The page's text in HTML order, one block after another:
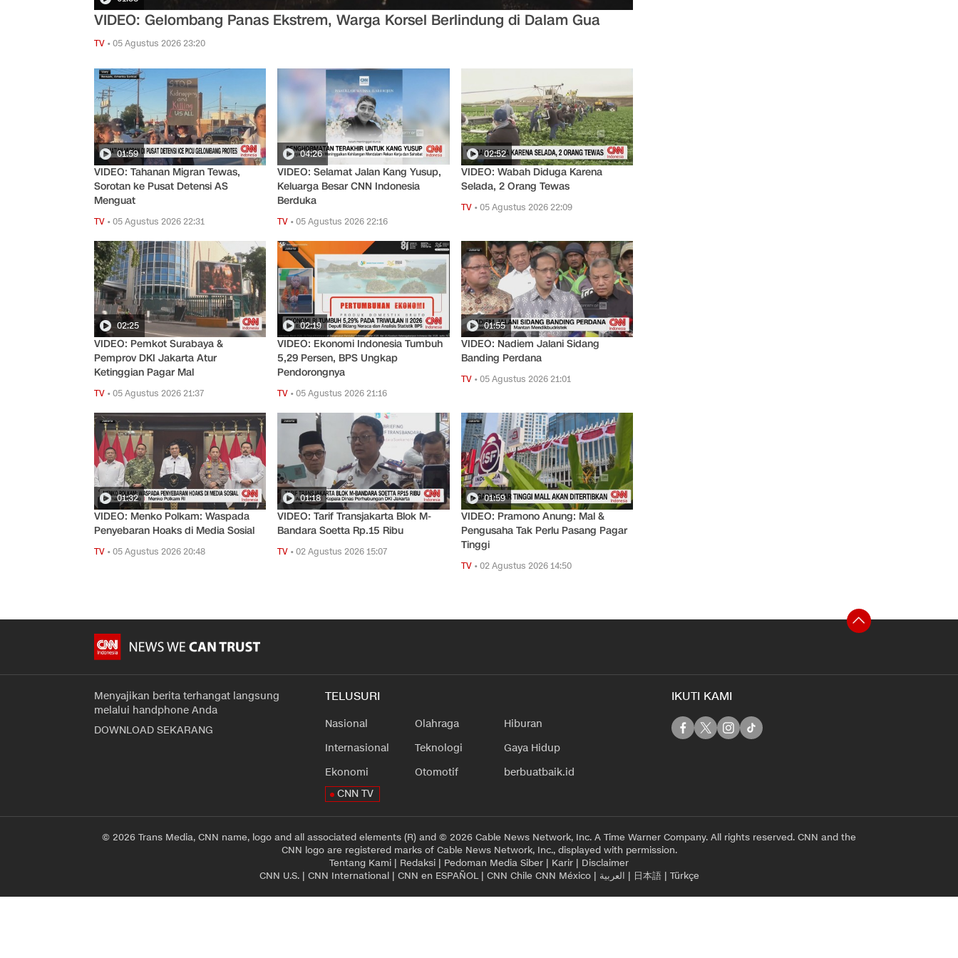
VIDEO: Gelombang Panas Ekstrem, Warga Korsel Berlindung di Dalam Gua
TV •05 Agustus 2026 23:20
01:59
VIDEO: Tahanan Migran Tewas,
Sorotan ke Pusat Detensi AS
Menguat
TV •05 Agustus 2026 22:31
04:26
VIDEO: Selamat Jalan Kang Yusup,
Keluarga Besar CNN Indonesia
Berduka
TV •05 Agustus 2026 22:16
02:52
VIDEO: Wabah Diduga Karena
Selada, 2 Orang Tewas
TV•05 Agustus 2026 22:09
02:25
VIDEO: Pemkot Surabaya &
Pemprov DKI Jakarta Atur
Ketinggian Pagar Mal
TV •05 Agustus 2026 21:37
02:19
VIDEO: Ekonomi Indonesia Tumbuh
5,29 Persen, BPS Ungkap
Pendorongnya
TV •05 Agustus 2026 21:16
01:55
VIDEO: Nadiem Jalani Sidang
Banding Perdana
TV•05 Agustus 2026 21:01
01:32
VIDEO: Menko Polkam: Waspada
Penyebaran Hoaks di Media Sosial
TV •05 Agustus 2026 20:48
01:18
VIDEO: Tarif Transjakarta Blok M-
Bandara Soetta Rp.15 Ribu
TV •02 Agustus 2026 15:07
01:59
VIDEO: Pramono Anung: Mal &
Pengusaha Tak Perlu Pasang Pagar
Tinggi
TV•02 Agustus 2026 14:50
Menyajikan berita terhangat langsung
melalui handphone Anda
DOWNLOAD SEKARANG
TELUSURI
Nasional
Internasional
Ekonomi
Olahraga
Teknologi
Otomotif
Hiburan
Gaya Hidup
berbuatbaik.id
CNN TV
IKUTI KAMI
© 2026 Trans Media, CNN name, logo and all associated elements (R) and © 2026 Cable News Network, Inc. A Time Warner Company. All rights reserved. CNN and the
CNN logo are registered marks of Cable News Network, Inc., displayed with permission.
Tentang Kami | Redaksi | Pedoman Media Siber | Karir | Disclaimer
CNN U.S.| CNN International| CNN en ESPAÑOL| CNN Chile CNN México| العربية | 日本語| Türkçe